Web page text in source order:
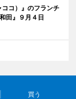
コ）』のフランチ
田』９月４日
買う